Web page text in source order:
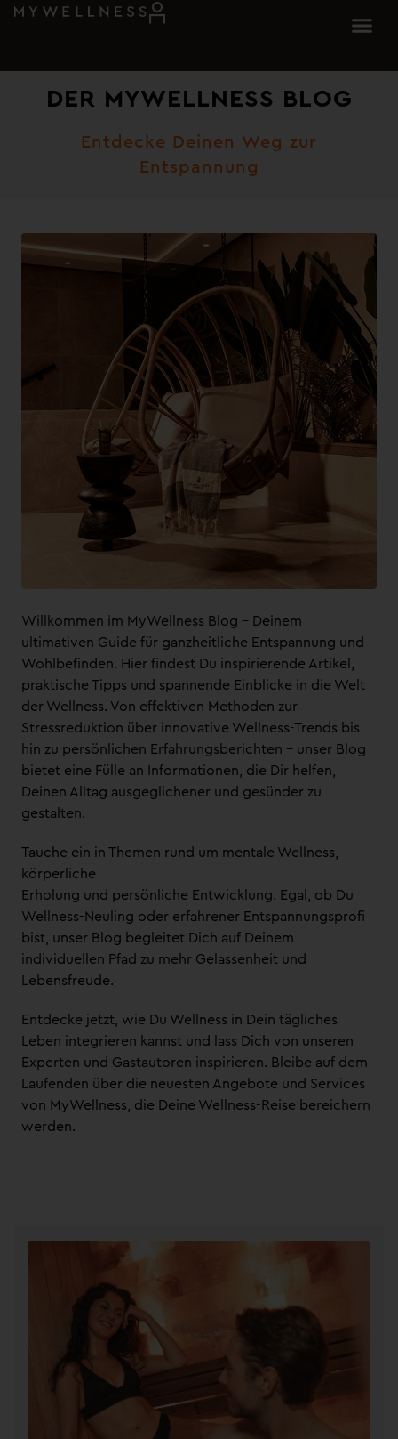
DER MYWELLNESS BLOG
Entdecke Deinen Weg zur
Entspannung​
Willkommen im MyWellness Blog – Deinem
ultimativen Guide für ganzheitliche Entspannung und
Wohlbefinden. Hier findest Du inspirierende Artikel,
praktische Tipps und spannende Einblicke in die Welt
der Wellness. Von effektiven Methoden zur
Stressreduktion über innovative Wellness-Trends bis
hin zu persönlichen Erfahrungsberichten – unser Blog
bietet eine Fülle an Informationen, die Dir helfen,
Deinen Alltag ausgeglichener und gesünder zu
gestalten.
Tauche ein in Themen rund um mentale Wellness,
körperliche
Erholung und persönliche Entwicklung. Egal, ob Du
Wellness-Neuling oder erfahrener Entspannungsprofi
bist, unser Blog begleitet Dich auf Deinem
individuellen Pfad zu mehr Gelassenheit und
Lebensfreude.
Entdecke jetzt, wie Du Wellness in Dein tägliches
Leben integrieren kannst und lass Dich von unseren
Experten und Gastautoren inspirieren. Bleibe auf dem
Laufenden über die neuesten Angebote und Services
von MyWellness, die Deine Wellness-Reise bereichern
werden.